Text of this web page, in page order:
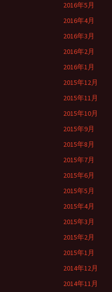
2016年5月
2016年4月
2016年3月
2016年2月
2016年1月
2015年12月
2015年11月
2015年10月
2015年9月
2015年8月
2015年7月
2015年6月
2015年5月
2015年4月
2015年3月
2015年2月
2015年1月
2014年12月
2014年11月